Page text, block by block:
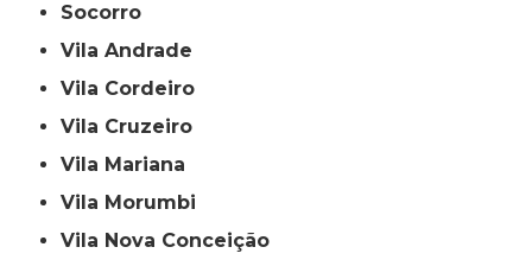
Socorro
Vila Andrade
Vila Cordeiro
Vila Cruzeiro
Vila Mariana
Vila Morumbi
Vila Nova Conceição